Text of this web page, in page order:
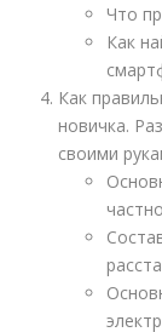
Что
Как
Как
новичка.
своими